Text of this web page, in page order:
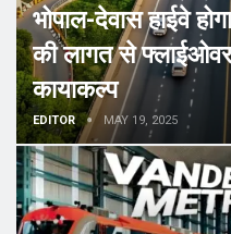
भोपाल-देवास हाईवे
की लागत से
कायाकल्प
EDITOR MAY 19, 2025